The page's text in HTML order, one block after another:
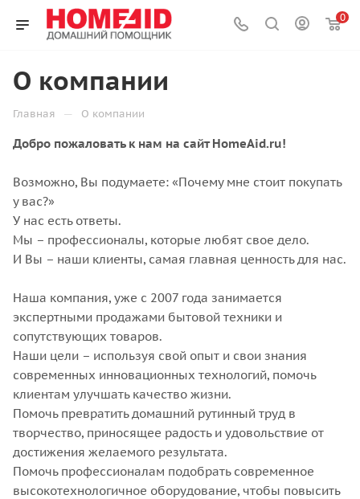
0
О компании
Главная — О компании
Добро пожаловать к нам на сайт HomeAid.ru!
Возможно, Вы подумаете: «Почему мне стоит покупать
у вас?»
У нас есть ответы.
Мы – профессионалы, которые любят свое дело.
И Вы – наши клиенты, самая главная ценность для нас.
Наша компания, уже с 2007 года занимается
экспертными продажами бытовой техники и
сопутствующих товаров.
Наши цели – используя свой опыт и свои знания
современных инновационных технологий, помочь
клиентам улучшать качество жизни.
Помочь превратить домашний рутинный труд в
творчество, приносящее радость и удовольствие от
достижения желаемого результата.
Помочь профессионалам подобрать современное
высокотехнологичное оборудование, чтобы повысить